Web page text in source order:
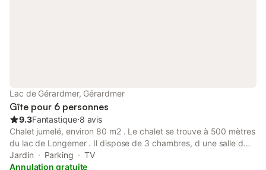
Lac de Gérardmer, Gérardmer
Gîte pour 6 personnes
9.3Fantastique⋅8 avis
Chalet jumelé, environ 80 m2 . Le chalet se trouve à 500 mètres
du lac de Longemer . Il dispose de 3 chambres, d une salle d
eau, un salon avec télévision, une cuisine équipée avec lave
vaisselle , four, micro ondes, machine à laver. Vous disposez d
Jardin Parking
TV
Annulation gratuite